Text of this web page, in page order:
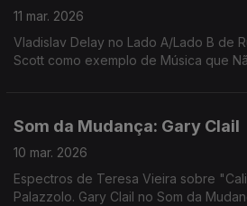
11 mar. 2026
Vladislav Delay no Lado A/Lado B de
Scott como exemplo de Música que
Som da Mudança: Gary Clail
10 mar. 2026
Espectros de Teresa Vieira sobre
Palazzolo. Gary Clail no Som da